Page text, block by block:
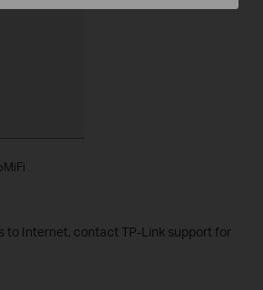
to Internet, contact TP-Link support for